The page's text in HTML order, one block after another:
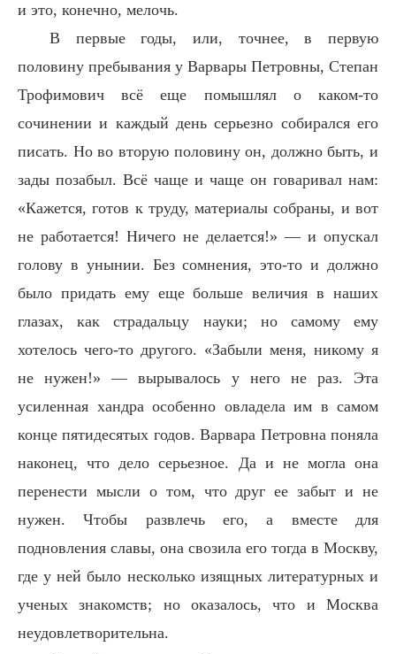
и это, конечно, мелочь.
В первые годы, или, точнее, в первую
половину пребывания у Варвары Петровны, Степан
Трофимович всё еще помышлял о каком-то
сочинении и каждый день серьезно собирался его
писать. Но во вторую половину он, должно быть, и
зады позабыл. Всё чаще и чаще он говаривал нам:
«Кажется, готов к труду, материалы собраны, и вот
не работается! Ничего не делается!» — и опускал
голову в унынии. Без сомнения, это-то и должно
было придать ему еще больше величия в наших
глазах, как страдальцу науки; но самому ему
хотелось чего-то другого. «Забыли меня, никому я
не нужен!» — вырывалось у него не раз. Эта
усиленная хандра особенно овладела им в самом
конце пятидесятых годов. Варвара Петровна поняла
наконец, что дело серьезное. Да и не могла она
перенести мысли о том, что друг ее забыт и не
нужен. Чтобы развлечь его, а вместе для
подновления славы, она свозила его тогда в Москву,
где у ней было несколько изящных литературных и
ученых знакомств; но оказалось, что и Москва
неудовлетворительна.